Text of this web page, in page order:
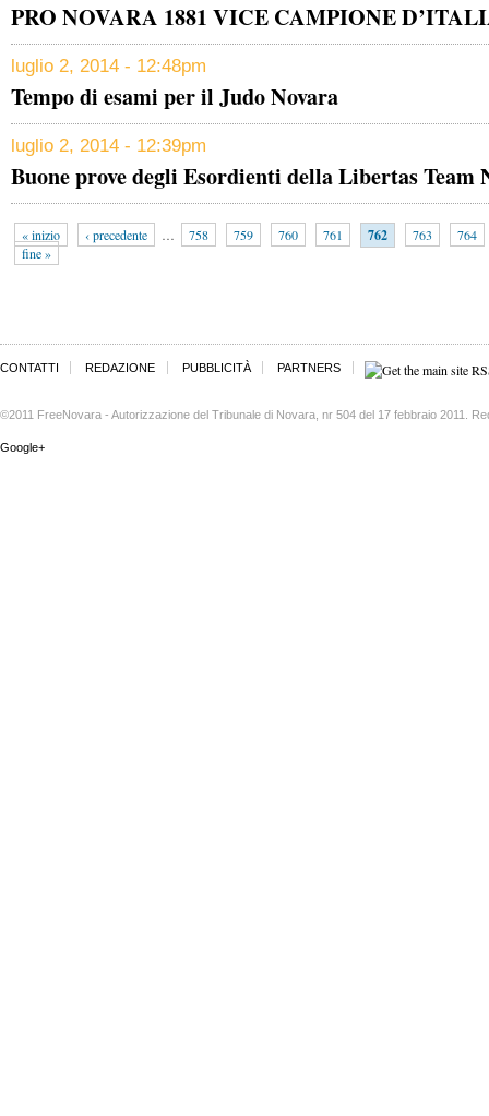
PRO NOVARA 1881 VICE CAMPIONE
luglio 2, 2014 - 12:48pm
Tempo di esami per il Judo Novara
luglio 2, 2014 - 12:39pm
Buone prove degli Esordienti della Libertas Team
« inizio ‹ precedente … 758 759 760 761 762 763
764
fine »
CONTATTI REDAZIONE PUBBLICITÀ PARTNERS
©2011 FreeNovara - Autorizzazione del Tribunale di Novara, nr 504 del 17 febbraio 2011.
Google+